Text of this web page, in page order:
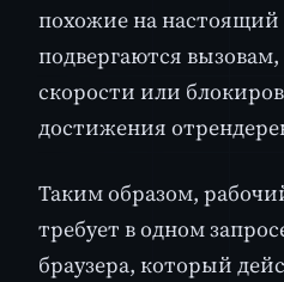
похожие на настоящий
подвергаются
скорости или
достижения
Таким образом,
требует в одном
браузера, который